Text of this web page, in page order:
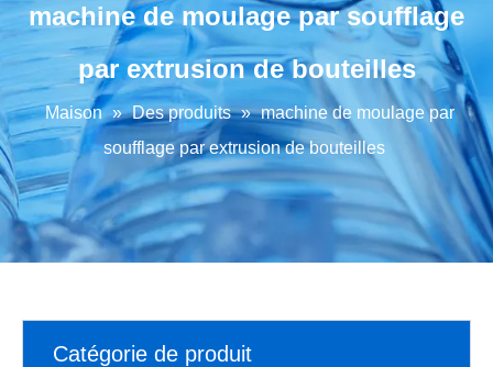
machine de moulage par soufflage
par extrusion de bouteilles
Maison » Des produits » machine de moulage par
soufflage par extrusion de bouteilles
Catégorie de produit